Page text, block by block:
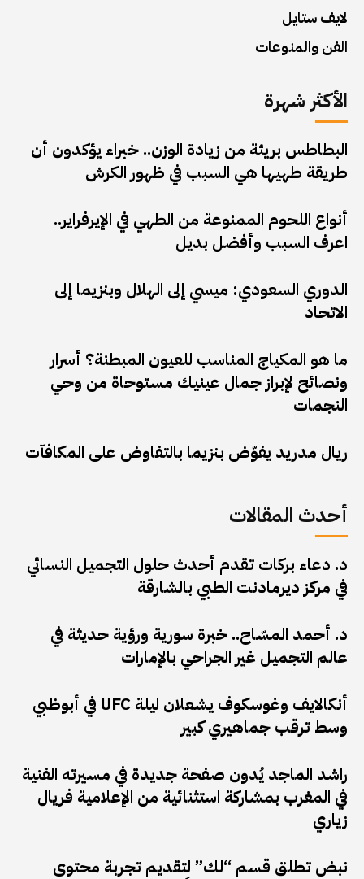
لايف ستايل
الفن والمنوعات
الأكثر شهرة
البطاطس بريئة من زيادة الوزن.. خبراء يؤكدون أن
طريقة طهيها هي السبب في ظهور الكرش
أنواع اللحوم الممنوعة من الطهي في الإيرفراير..
اعرف السبب وأفضل بديل
الدوري السعودي: ميسي إلى الهلال وبنزيما إلى
الاتحاد
ما هو المكياج المناسب للعيون المبطنة؟ أسرار
ونصائح لإبراز جمال عينيك مستوحاة من وحي
النجمات
ريال مدريد يفوّض بنزيما بالتفاوض على المكافآت
أحدث المقالات
د. دعاء بركات تقدم أحدث حلول التجميل النسائي
في مركز ديرمادنت الطبي بالشارقة
د. أحمد المسّاح.. خبرة سورية ورؤية حديثة في
عالم التجميل غير الجراحي بالإمارات
أنكالايف وغوسكوف يشعلان ليلة UFC في أبوظبي
وسط ترقب جماهيري كبير
راشد الماجد يُدون صفحة جديدة في مسيرته الفنية
في المغرب بمشاركة استثنائية من الإعلامية فريال
زياري
نبض تطلق قسم “لك” لتقديم تجربة محتوى